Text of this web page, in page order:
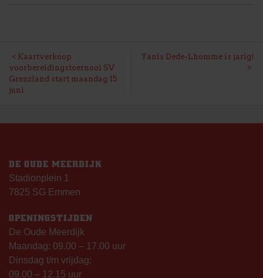
BERICHT
NAVIGATIE
Kaartverkoop
voorbereidingstoernooi SV
Grenzland start maandag 15
juni
Yanis Dede-Lhomme is jarig!
DE OUDE MEERDIJK
Stadionplein 1
7825 SG Emmen
OPENINGSTIJDEN
De Oude Meerdijk
Maandag: 09.00 – 17.00 uur
Dinsdag t/m vrijdag:
09.00 – 12.15 uur